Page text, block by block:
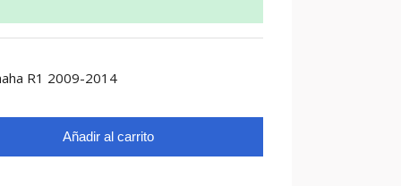
R1 2009-2014
Añadir al carrito